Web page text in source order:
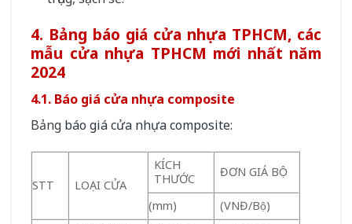
4. Bảng báo giá cửa nhựa TPHCM, các
mẫu cửa nhựa TPHCM mới nhất năm
2024
4.1. Báo giá cửa nhựa composite
Bảng báo giá cửa nhựa composite:
STT LOẠI CỬA
KÍCH
THƯỚC
ĐƠN GIÁ BỘ
(mm) (VNĐ/Bộ)